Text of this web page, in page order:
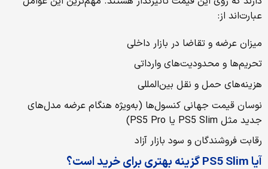
عبارت‌اند از:
میزان عرضه و تقاضا در بازار داخلی
تحریم‌ها و محدودیت‌های وارداتی
هزینه‌های حمل و نقل بین‌المللی
نوسان قیمت جهانی کنسول‌ها (به‌ویژه هنگام عرضه مدل‌های
جدید مثل PS5 Slim یا PS5 Pro)
رقابت فروشندگان و سود بازار آزاد
آیا PS5 Slim گزینه بهتری برای خرید است؟